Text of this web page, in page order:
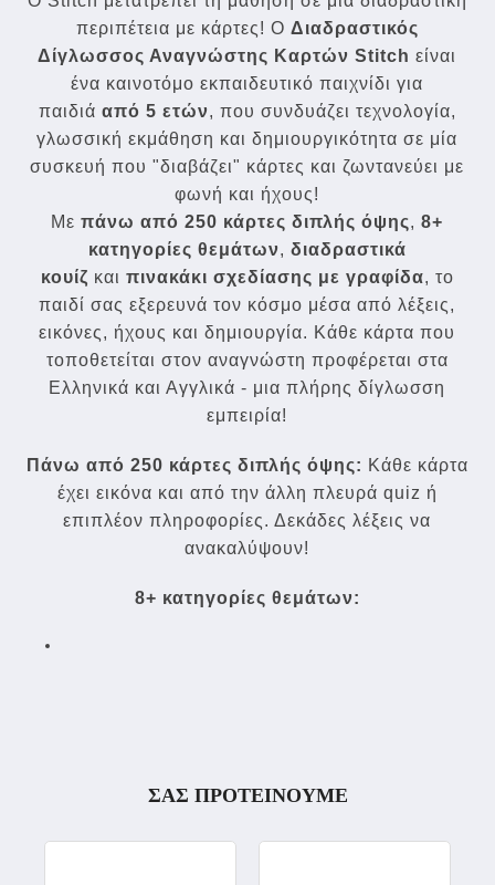
περιπέτεια με κάρτες! Ο Διαδραστικός
Δίγλωσσος Αναγνώστης Καρτών Stitch είναι
ένα καινοτόμο εκπαιδευτικό παιχνίδι για
παιδιά από 5 ετών, που συνδυάζει τεχνολογία,
γλωσσική εκμάθηση και δημιουργικότητα σε μία
συσκευή που "διαβάζει" κάρτες και ζωντανεύει με
φωνή και ήχους!
Μεπάνω από 250 κάρτες διπλής όψης,8+
κατηγορίες θεμάτων, διαδραστικά
κουίζ και πινακάκι σχεδίασης με γραφίδα, το
παιδί σας εξερευνά τον κόσμο μέσα από λέξεις,
εικόνες, ήχους και δημιουργία. Κάθε κάρτα που
τοποθετείται στον αναγνώστη προφέρεται στα
Ελληνικά και Αγγλικά - μια πλήρης δίγλωσση
εμπειρία!
Πάνω από 250 κάρτες διπλής όψης: Κάθε κάρτα
έχει εικόνα και από την άλλη πλευρά quiz ή
επιπλέον πληροφορίες. Δεκάδες λέξεις να
ανακαλύψουν!
8+ κατηγορίες θεμάτων:
ΣΑΣ ΠΡΟΤΕΙΝΟΥΜΕ